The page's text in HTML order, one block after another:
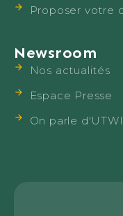
Proposer votre
Newsroom
Nos actualités
Espace Presse
On parle